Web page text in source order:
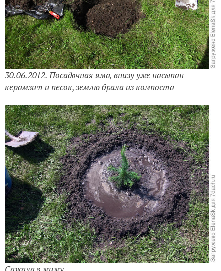
30.06.2012. Посадочная яма, внизу уже насыпан
керамзит и песок, землю брала из компоста